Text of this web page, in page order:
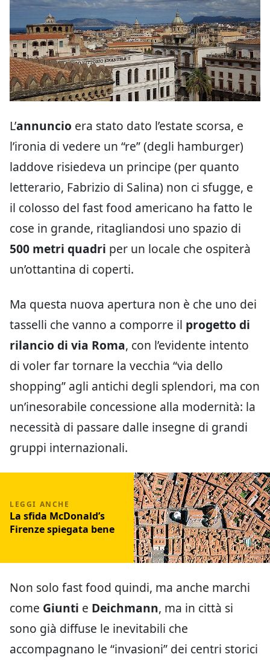
L’annuncio era stato dato l’estate scorsa, e
l’ironia di vedere un “re” (degli hamburger)
laddove risiedeva un principe (per quanto
letterario, Fabrizio di Salina) non ci sfugge, e
il colosso del fast food americano ha fatto le
cose in grande, ritagliandosi uno spazio di
500 metri quadri per un locale che ospiterà
un’ottantina di coperti.
Ma questa nuova apertura non è che uno dei
tasselli che vanno a comporre il progetto di
rilancio di via Roma, con l’evidente intento
di voler far tornare la vecchia “via dello
shopping” agli antichi degli splendori, ma con
un’inesorabile concessione alla modernità: la
necessità di passare dalle insegne di grandi
gruppi internazionali.
La sfida McDonald’s
Firenze spiegata bene
Non solo fast food quindi, ma anche marchi
come Giunti e Deichmann, ma in città si
sono già diffuse le inevitabili che
accompagnano le “invasioni” dei centri storici